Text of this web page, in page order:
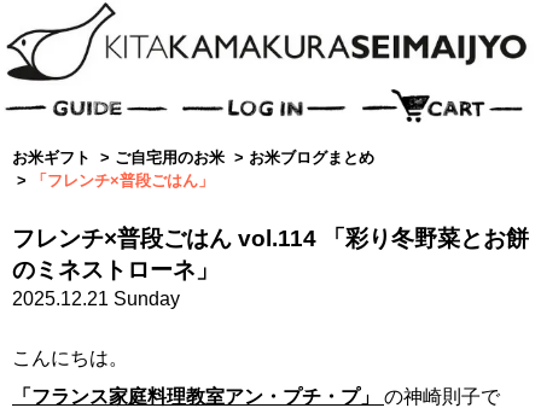
お米ギフト > ご自宅用のお米 > お米ブログまとめ
>
「フレンチ×普段ごはん」
フレンチ×普段ごはん vol.114 「彩り冬野菜とお餅
のミネストローネ」
2025.12.21 Sunday
こんにちは。
「フランス家庭料理教室アン・プチ・プ」 の神崎則子で